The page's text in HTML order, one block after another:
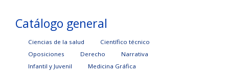
Catálogo general
Ciencias de la salud
Científico técnico
Oposiciones
Derecho
Narrativa
Infantil y Juvenil
Medicina Gráfica